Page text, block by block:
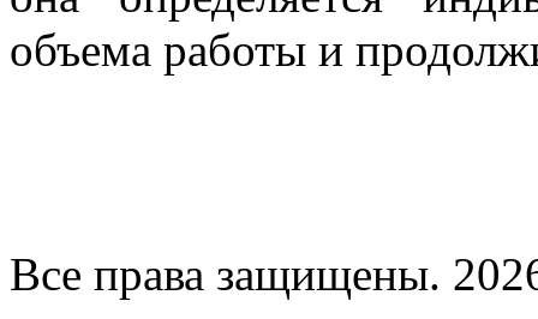
объема работы и
Все права защищены.